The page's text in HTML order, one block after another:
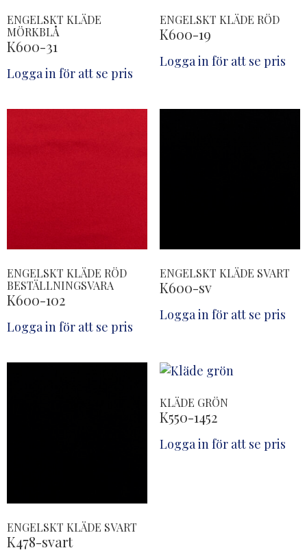
ENGELSKT KLÄDE
MÖRKBLÅ
K600-31
Logga in för att se pris
ENGELSKT KLÄDE RÖD
K600-19
Logga in för att se pris
ENGELSKT KLÄDE RÖD
BESTÄLLNINGSVARA
K600-102
Logga in för att se pris
ENGELSKT KLÄDE SVART
K600-sv
Logga in för att se pris
ENGELSKT KLÄDE SVART
K478-svart
KLÄDE GRÖN
K550-1452
Logga in för att se pris